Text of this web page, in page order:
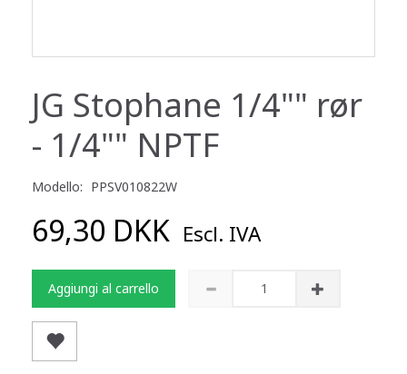
JG Stophane 1/4"" rør
- 1/4"" NPTF
Modello: PPSV010822W
69,30 DKK Escl. IVA
Aggiungi al carrello